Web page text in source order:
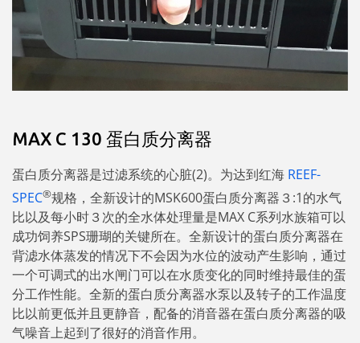
MAX C 130 蛋白质分离器
蛋白质分离器是过滤系统的心脏(2)。为达到红海 REEF-
SPEC®规格，全新设计的MSK600蛋白质分离器３:1的水气
比以及每小时３次的全水体处理量是MAX C系列水族箱可以
成功饲养SPS珊瑚的关键所在。全新设计的蛋白质分离器在
背滤水体蒸发的情况下不会因为水位的波动产生影响，通过
一个可调式的出水闸门可以在水质变化的同时维持最佳的蛋
分工作性能。全新的蛋白质分离器水泵以及转子的工作温度
比以前更低并且更静音，配备的消音器在蛋白质分离器的吸
气噪音上起到了很好的消音作用。